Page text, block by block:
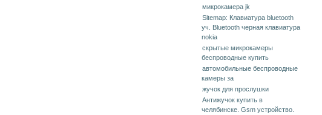
микрокамера jk
Sitemap: Клавиатура bluetooth
уч. Bluetooth черная клавиатура
nokia
скрытые микрокамеры
беспроводные купить
автомобильные беспроводные
камеры за
жучок для прослушки
Антижучок купить в
челябинске. Gsm устройство.